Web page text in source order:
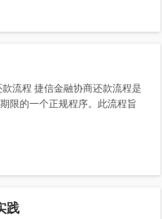
流程 捷信金融协商还款流程是
限的一个正规程序。此流程旨
践